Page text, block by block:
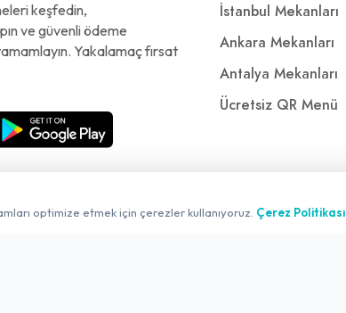
keşfedin,
ve güvenli ödeme
Yakalamaç fırsat
İstanbul Mekanları
Ankara Mekanları
Antalya Mekanları
Ücretsiz QR Menü
optimize etmek için çerezler kullanıyoruz. Çerez Politikası